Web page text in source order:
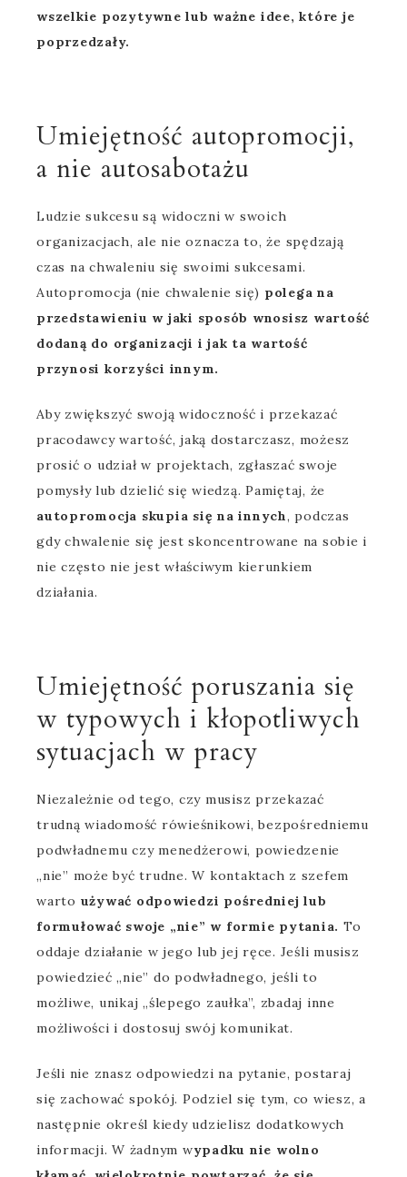
wszelkie pozytywne lub ważne idee, które je
poprzedzały.
Umiejętność autopromocji,
a nie autosabotażu
Ludzie sukcesu są widoczni w swoich
organizacjach, ale nie oznacza to, że spędzają
czas na chwaleniu się swoimi sukcesami.
Autopromocja (nie chwalenie się) polega na
przedstawieniu w jaki sposób wnosisz wartość
dodaną do organizacji i jak ta wartość
przynosi korzyści innym.
Aby zwiększyć swoją widoczność i przekazać
pracodawcy wartość, jaką dostarczasz, możesz
prosić o udział w projektach, zgłaszać swoje
pomysły lub dzielić się wiedzą. Pamiętaj, że
autopromocja skupia się na innych , podczas
gdy chwalenie się jest skoncentrowane na sobie i
nie często nie jest właściwym kierunkiem
działania.
Umiejętność poruszania się
w typowych i kłopotliwych
sytuacjach w pracy
Niezależnie od tego, czy musisz przekazać
trudną wiadomość rówieśnikowi, bezpośredniemu
podwładnemu czy menedżerowi, powiedzenie
„nie” może być trudne. W kontaktach z szefem
warto używać odpowiedzi pośredniej lub
formułować swoje „nie” w formie pytania. To
oddaje działanie w jego lub jej ręce. Jeśli musisz
powiedzieć „nie” do podwładnego, jeśli to
możliwe, unikaj „ślepego zaułka”, zbadaj inne
możliwości i dostosuj swój komunikat.
Jeśli nie znasz odpowiedzi na pytanie, postaraj
się zachować spokój. Podziel się tym, co wiesz, a
następnie określ kiedy udzielisz dodatkowych
informacji. W żadnym wypadku nie wolno